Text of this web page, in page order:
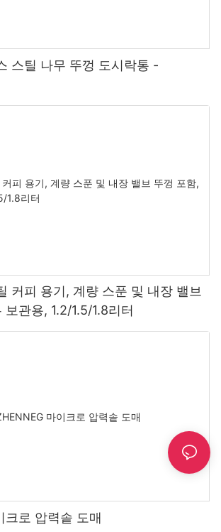
스틸 나무 뚜껑 도시락통 -
커피 용기, 계량 스푼 및 내장 밸브
관용, 1.2/1.5/1.8리터
크로 압력솥 도매